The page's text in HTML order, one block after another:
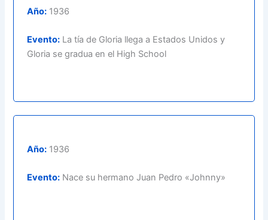
Año: 1936
Evento: La tía de Gloria llega a Estados Unidos y
Gloria se gradua en el High School
Año: 1936
Evento: Nace su hermano Juan Pedro «Johnny»